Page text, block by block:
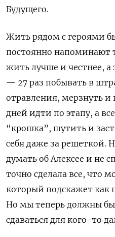
Будущего.
Жить рядом с героями
постоянно напоминают
жить лучше и честнее, а
— 27 раз побывать в
отравления, мерзнуть и
дней идти по этапу, а
“крошка”, шутить и
себя даже за решеткой.
думать об Алексее и не
точно сделала все, что
который подскажет как
Но мы теперь должны
сдаваться для кого-то